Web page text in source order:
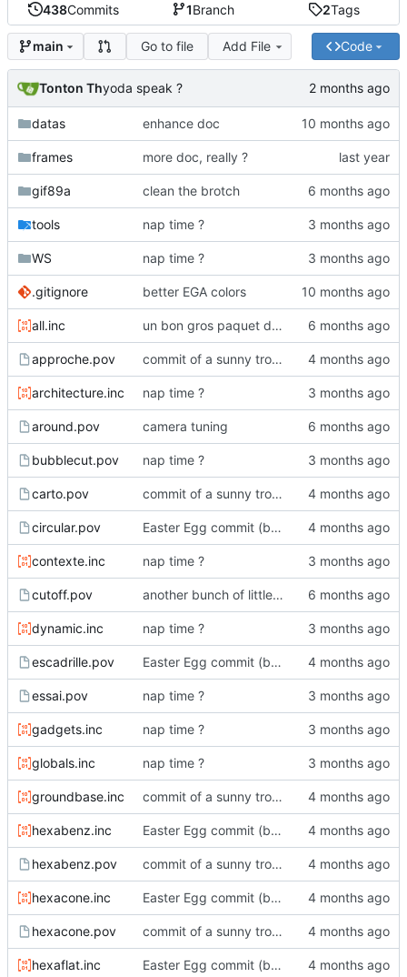
438Commits 1Branch 2Tags
main Go to file Add File Code
Tonton Thyoda speak ?
datas enhance doc
frames more doc, really ?
gif89a clean the brotch
tools nap time ?
WS nap time ?
.gitignore better EGA colors
all.inc un bon gros paquet de changements :)
approche.pov commit of a sunny trolldi
architecture.inc nap time ?
around.pov camera tuning
bubblecut.pov nap time ?
carto.pov commit of a sunny trolldi
circular.pov Easter Egg commit (big!)
contexte.inc nap time ?
cutoff.pov another bunch of little changes
dynamic.inc nap time ?
escadrille.pov Easter Egg commit (big!)
essai.pov nap time ?
gadgets.inc nap time ?
globals.inc nap time ?
groundbase.inc commit of a sunny trolldi
hexabenz.inc Easter Egg commit (big!)
hexabenz.pov commit of a sunny trolldi
hexacone.inc Easter Egg commit (big!)
hexacone.pov commit of a sunny trolldi
hexaflat.inc Easter Egg commit (big!)